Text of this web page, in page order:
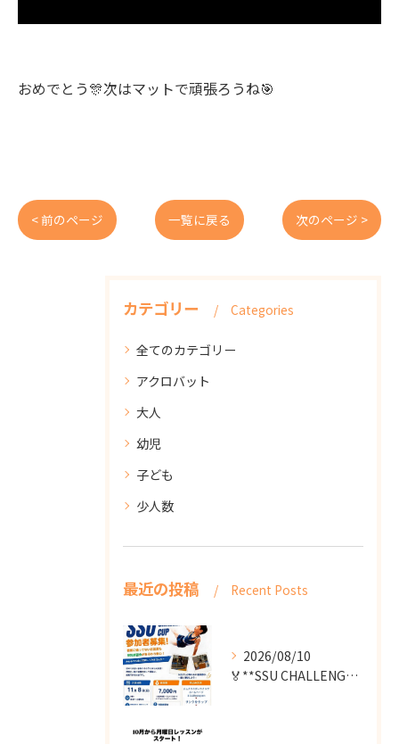
おめでとう🎊次はマットで頑張ろうね🎯
< 前のページ 一覧に戻る 次のページ >
カテゴリー Categories
全てのカテゴリー
アクロバット
大人
幼児
子ども
少人数
最近の投稿 Recent Posts
2026/08/10
🏅**SSU CHALLENGE CUP 出場者募集！**🏅